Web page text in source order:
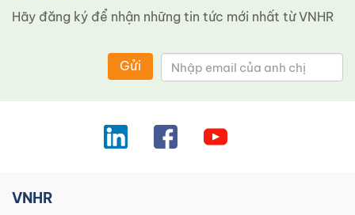
Hãy đăng ký để nhận những tin tức mới nhất từ ​​VNHR
Gửi
VNHR